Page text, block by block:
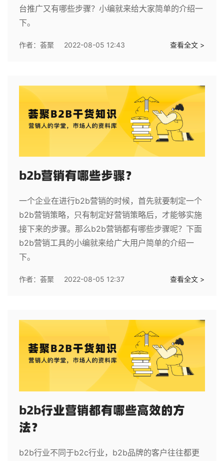
台推广又有哪些步骤？小编就来给大家简单的介绍一
下。
作者： 荟聚 2022-08-05 12:43 查看全文 >
b2b营销有哪些步骤？
一个企业在进行b2b营销的时候，首先就要制定一个
b2b营销策略，只有制定好营销策略后，才能够实施
接下来的步骤。那么b2b营销都有哪些步骤呢？下面
b2b营销工具的小编就来给广大用户简单的介绍一
下。
作者： 荟聚 2022-08-05 12:37 查看全文 >
b2b行业营销都有哪些高效的方
法？
b2b行业不同于b2c行业，b2b品牌的客户往往都更